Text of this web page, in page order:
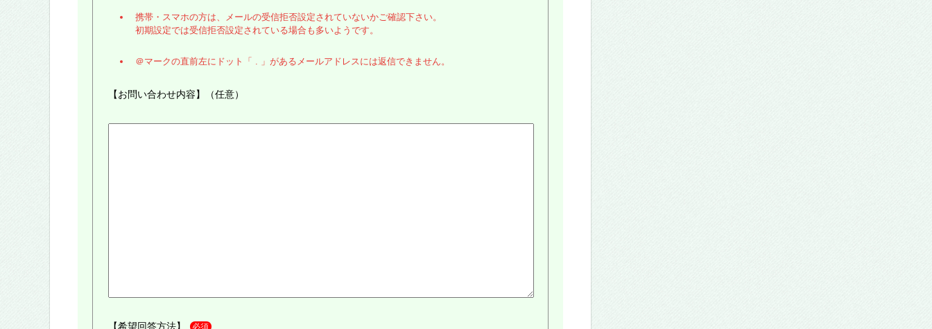
携帯・スマホの方は、メールの受信拒否設定されていないかご確認下さい。
初期設定では受信拒否設定されている場合も多いようです。
＠マークの直前左にドット「 . 」があるメールアドレスには返信できません。
【お問い合わせ内容】（任意）
【希望回答方法】 必須